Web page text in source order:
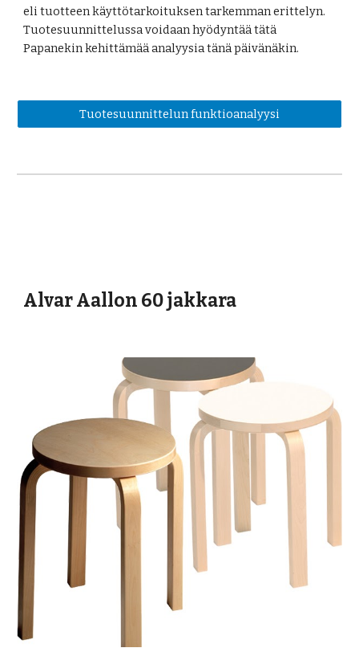
eli tuotteen käyttötarkoituksen tarkemman erittelyn.
Tuotesuunnittelussa voidaan hyödyntää tätä
Papanekin kehittämää analyysia tänä päivänäkin.
Tuotesuunnittelun funktioanalyysi
Alvar Aallon 60 jakkara